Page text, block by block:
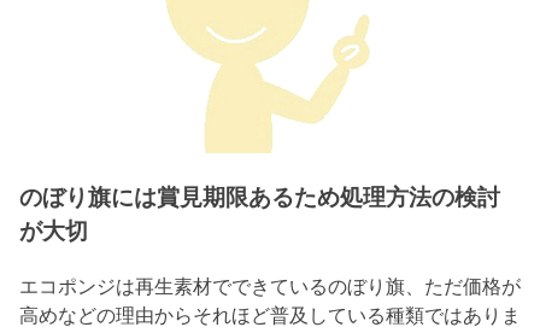
のぼり旗には賞見期限あるため処理方法の検討
が大切
エコポンジは再生素材でできているのぼり旗、ただ価格が
高めなどの理由からそれほど普及している種類ではありま